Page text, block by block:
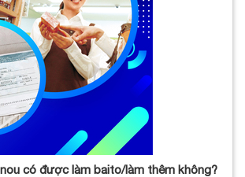
có được làm baito/làm thêm không?